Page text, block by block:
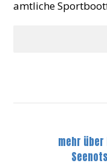
amtliche
mehr